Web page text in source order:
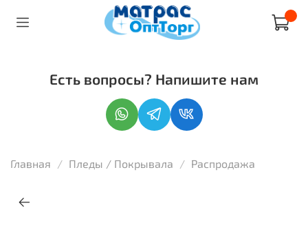
Главная Пледы / Покрывала Распродажа
Есть вопросы? Напишите нам